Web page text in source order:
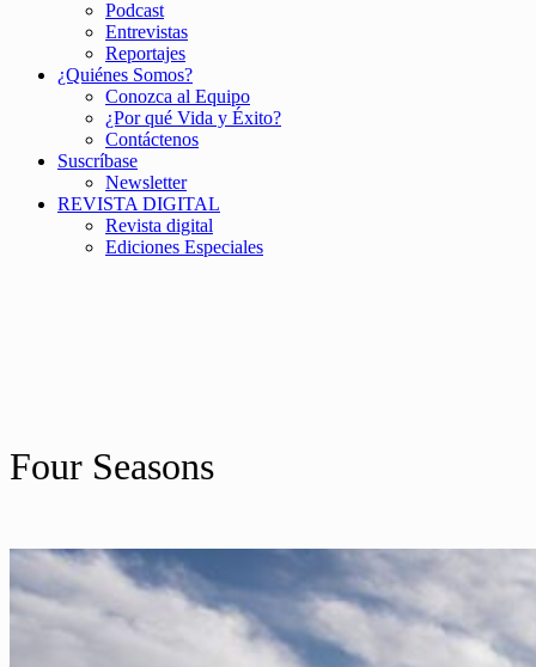
Podcast
Entrevistas
Reportajes
¿Quiénes Somos?
Conozca al Equipo
¿Por qué Vida y Éxito?
Contáctenos
Suscríbase
Newsletter
REVISTA DIGITAL
Revista digital
Ediciones Especiales
Four Seasons